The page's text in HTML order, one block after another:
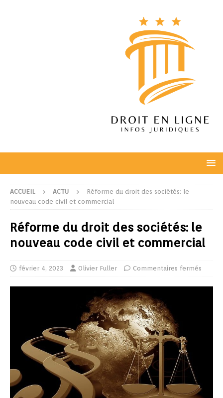
ACCUEIL ACTU
Réforme du droit des sociétés: le
nouveau code civil et commercial
Réforme du droit des sociétés: le
nouveau code civil et commercial
février 4, 2023 Olivier Fuller Commentaires fermés